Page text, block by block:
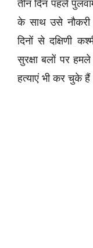
तीन दिन पहले
के साथ उसे
दिनों से दक्षिणी
सुरक्षा बलों पर
हत्याएं भी कर चुके